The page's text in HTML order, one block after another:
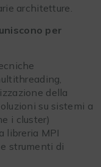
architetture.
per
della
su sistemi a
i cluster)
libreria MPI
strumenti di